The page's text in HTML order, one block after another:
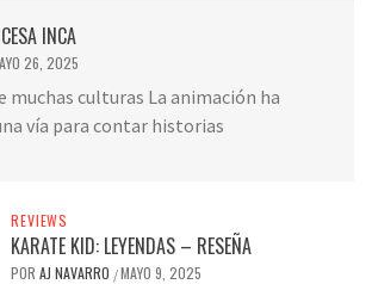
INCA
26, 2025
muchas culturas La animación ha
vía para contar historias
REVIEWS
KARATE KID: LEYENDAS – RESEÑA
POR AJ NAVARRO /MAYO 9, 2025